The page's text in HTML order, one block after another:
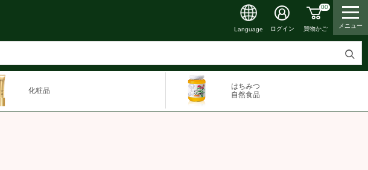
検
Language ログイン
00
買物かご メニュー
化粧品
はちみつ
自然食品